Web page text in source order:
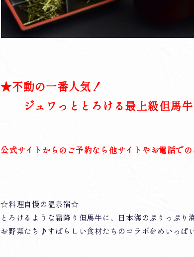
★不動の一番人気！
ジュワっととろける最上級但馬
公式サイトからのご予約なら他サイトやお電話で
☆料理自慢の温泉宿☆
とろけるような霜降り但馬牛に、日本海のぷりっぷ
お野菜たち♪すばらしい食材たちのコラボをめいっぱ